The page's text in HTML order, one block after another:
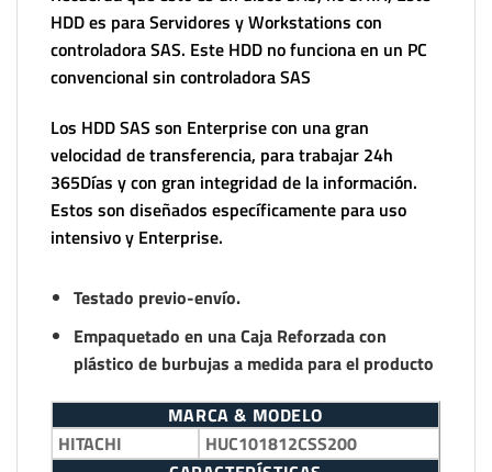
HDD es para Servidores y Workstations con
controladora SAS. Este HDD no funciona en un PC
convencional sin controladora SAS
Los HDD SAS son Enterprise con una gran
velocidad de transferencia, para trabajar 24h
365Días y con gran integridad de la información.
Estos son diseñados específicamente para uso
intensivo y Enterprise.
Testado previo-envío.
Empaquetado en una Caja Reforzada con
plástico de burbujas a medida para el producto
MARCA & MODELO
HITACHI
HUC101812CSS200